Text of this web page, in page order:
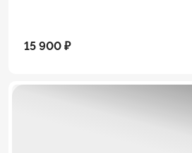
15 900 ₽